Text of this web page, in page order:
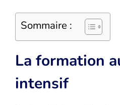
Sommaire :
La formation
intensif